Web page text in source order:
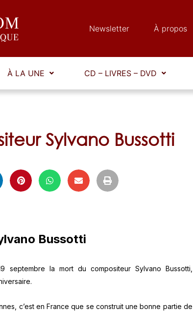
Newsletter À propos
À LA UNE CD – LIVRES – DVD
Sylvano Bussotti
Bussotti
septembre la mort du compositeur Sylvano Bussotti,
c’est en France que se construit une bonne partie de